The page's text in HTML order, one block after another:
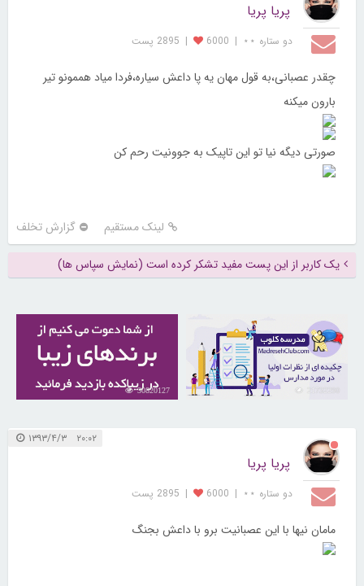
پریا پریا
دو ستاره ⋆⋆ |
6000
| 2895 پست
چقدر عصبانی،به قول مهان یه پا داعش سیاره،فردا میاد هممونو تیر
بارون میکنه
صورتی دیگه نیا تو این تاپیک به جوونیت رحم کن
لینک مستقیم گزارش تخلف
یک کاربر از این پست مفید تشکر کرده است (نمایش سپاس ها)
30820127
۲۰:۰۲ ۱۳۹۳/۴/۳
پریا پریا
دو ستاره ⋆⋆ |
6000
| 2895 پست
مامان نیها با این عصبانیت برو با داعش بجنگ